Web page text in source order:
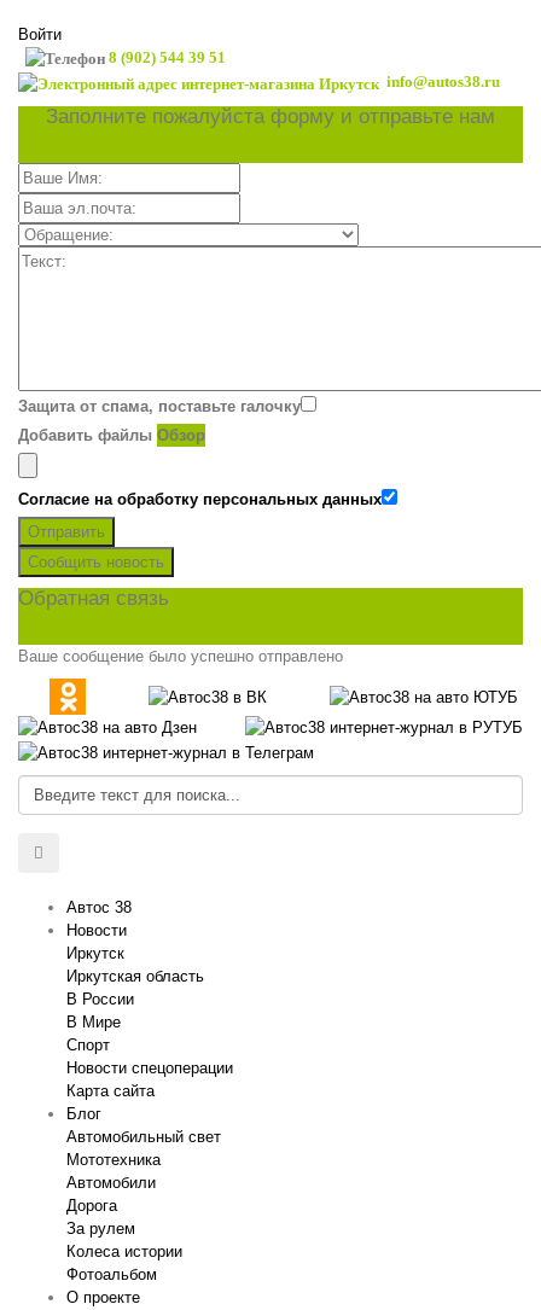
Войти
8 (902) 544 39 51
info@autos38.ru
Заполните пожалуйста форму и отправьте нам
Защита от спама, поставьте галочку
Добавить файлы Обзор
Согласие на обработку персональных данных
Отправить
Сообщить новость
Обратная связь
Ваше сообщение было успешно отправлено
Автос 38
Новости
Иркутск
Иркутская область
В России
В Мире
Спорт
Новости спецоперации
Карта сайта
Блог
Автомобильный свет
Мототехника
Автомобили
Дорога
За рулем
Колеса истории
Фотоальбом
О проекте